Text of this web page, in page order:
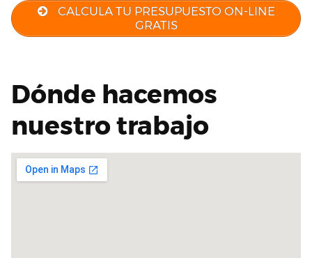
CALCULA TU PRESUPUESTO ON-LINE
GRATIS
Dónde hacemos
nuestro trabajo